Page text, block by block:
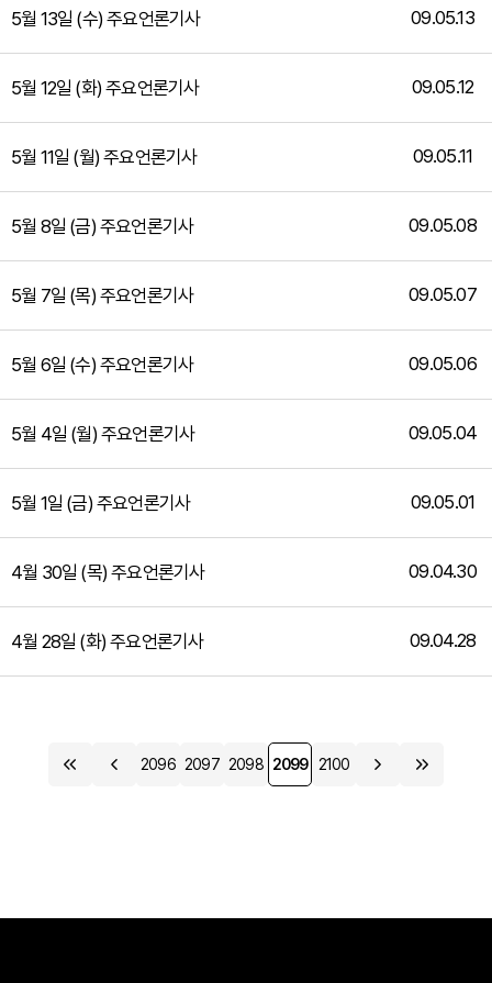
5월 13일 (수) 주요언론기사 09.05.13
5월 12일 (화) 주요언론기사 09.05.12
5월 11일 (월) 주요언론기사 09.05.11
5월 8일 (금) 주요언론기사 09.05.08
5월 7일 (목) 주요언론기사 09.05.07
5월 6일 (수) 주요언론기사 09.05.06
5월 4일 (월) 주요언론기사 09.05.04
5월 1일 (금) 주요언론기사 09.05.01
4월 30일 (목) 주요언론기사 09.04.30
4월 28일 (화) 주요언론기사 09.04.28
2096 2097 2098 2099 2100